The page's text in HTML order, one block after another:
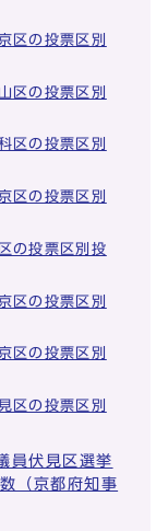
区の投票区別
区の投票区別
区の投票区別
区の投票区別
の投票区別投
区の投票区別
区の投票区別
区の投票区別
員伏見区選挙
（京都府知事